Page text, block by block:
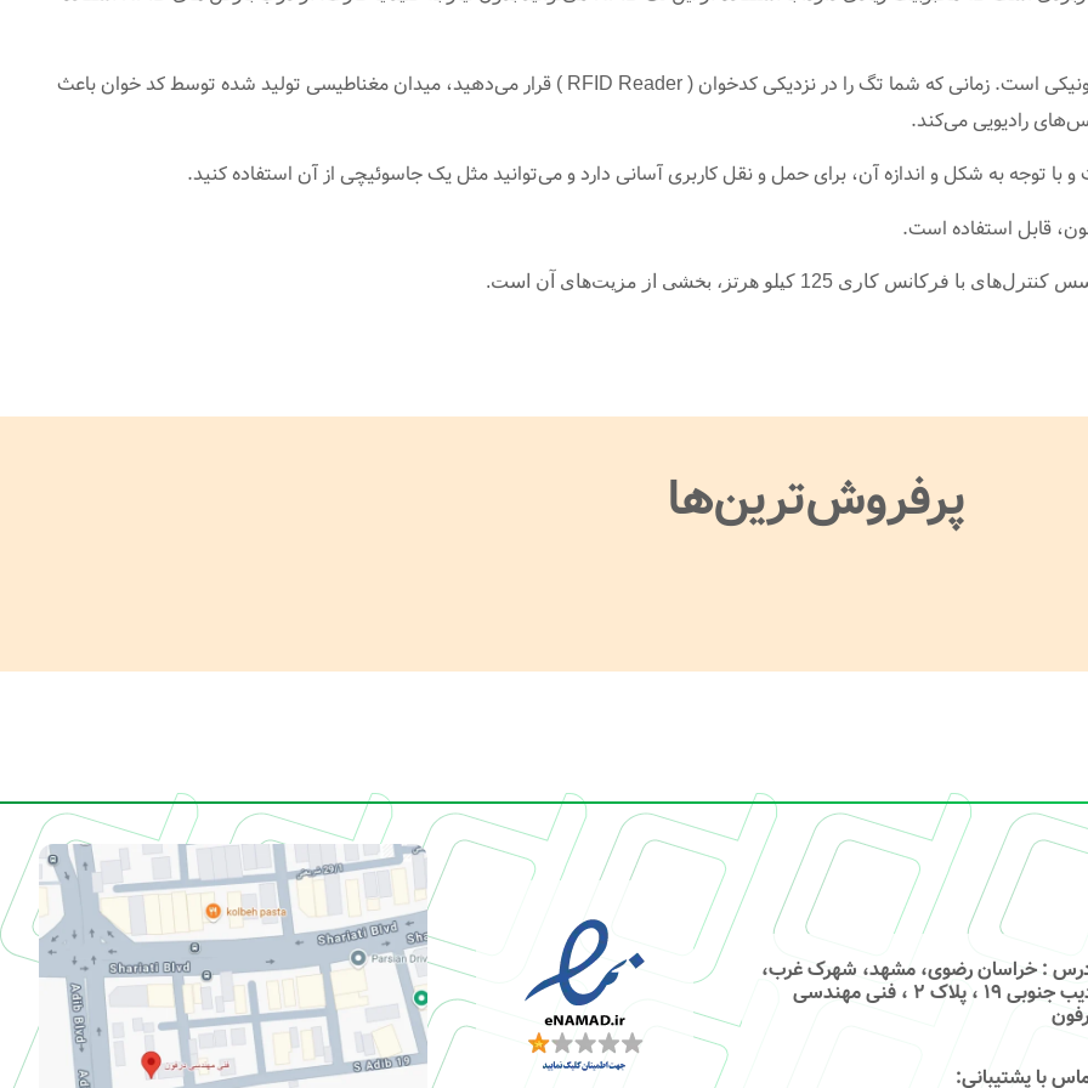
تگ جاسوئیچی TAG-RFID فرکانس ۱۲۵Khz، دارای یک مدار الکترونیکی است. زمانی که شما تگ را در نزدیکی کدخوان ( RFID Reader ) قرار می‌دهید، میدان مغناطیسی تولید شده توسط کد خوان باعث
رادیویی می‌کند.
به شکل و اندازه آن، برای حمل و نقل کاربری آسانی دارد و می‌توانید مثل یک جاسوئیچی از آن استفاده کنید.
قابل استفاده است.
125 کیلو هرتز، بخشی از مزیت‌های آن است.
پرفروش‌ترین‌ها
: خراسان رضوی، مشهد، شهرک غرب،
ادیب جنوبی ۱۹ ، پلاک ۲ ، فنی مهندسی
با پشتیبانی: